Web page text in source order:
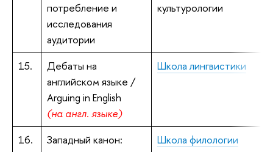
потребление и
исследования
аудитории
культурологии
15.
Дебаты на
английском языке /
Arguing in English
(на англ. языке)
Школа лингвистики
16.
Западный канон:
Школа филологии